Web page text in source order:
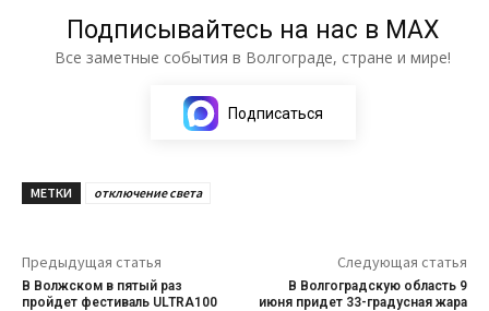
Подписывайтесь на нас в МАХ
Все заметные события в Волгограде, стране и мире!
Подписаться
МЕТКИ отключение света
Предыдущая статья
В Волжском в пятый раз
пройдет фестиваль ULTRA100
Следующая статья
В Волгоградскую область 9
июня придет 33-градусная жара